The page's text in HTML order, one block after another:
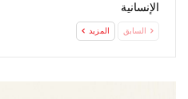
الإنسانية
السابق المزيد